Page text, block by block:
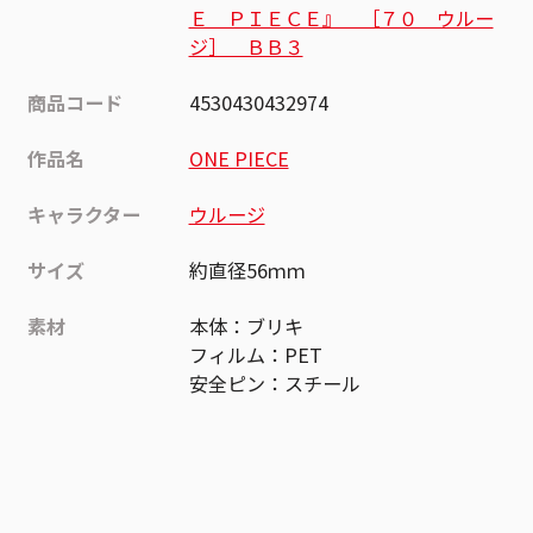
Ｅ ＰＩＥＣＥ』 ［７０ ウルー
ジ］ ＢＢ３
商品コード
4530430432974
作品名
ONE PIECE
キャラクター
ウルージ
サイズ
約直径56ｍｍ
素材
本体：ブリキ
フィルム：PET
安全ピン：スチール